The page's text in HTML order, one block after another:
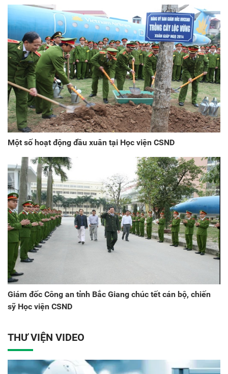
Một số hoạt động đầu xuân tại Học viện CSND
Giám đốc Công an tỉnh Bắc Giang chúc tết cán bộ, chiến
sỹ Học viện CSND
THƯ VIỆN VIDEO